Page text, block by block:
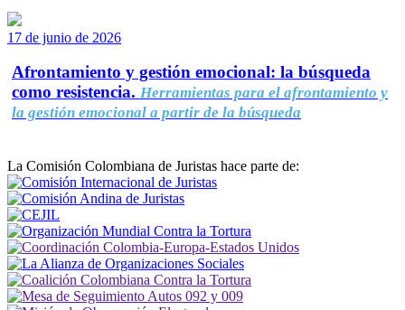
17 de junio de 2026
Afrontamiento y gestión emocional: la búsqueda
como resistencia. Herramientas para el afrontamiento y
la gestión emocional a partir de la búsqueda
La Comisión Colombiana de Juristas hace parte de: